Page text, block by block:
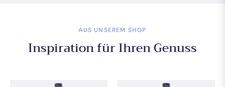
AUS UNSEREM SHOP
Inspiration für Ihren Genuss